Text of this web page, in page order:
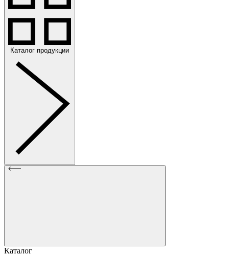
Каталог продукции
Каталог